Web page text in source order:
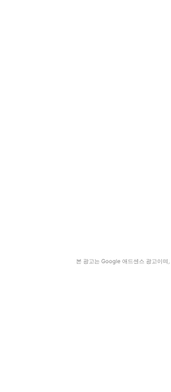
본 광고는 Google 애드센스 광고이며,